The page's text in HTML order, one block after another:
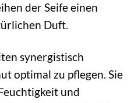
der Seife einen
Duft.
synergistisch
optimal zu pflegen. Sie
und